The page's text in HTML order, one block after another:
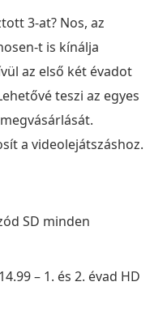
3-at? Nos, az
t is kínálja
az első két évadot
teszi az egyes
a videolejátszáshoz.
SD minden
– 1. és 2. évad HD